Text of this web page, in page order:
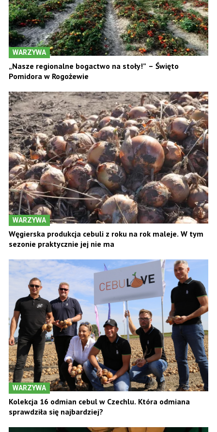
WARZYWA
„Nasze regionalne bogactwo na stoły!” – Święto
Pomidora w Rogożewie
WARZYWA
Węgierska produkcja cebuli z roku na rok maleje. W tym
sezonie praktycznie jej nie ma
WARZYWA
Kolekcja 16 odmian cebul w Czechlu. Która odmiana
sprawdziła się najbardziej?